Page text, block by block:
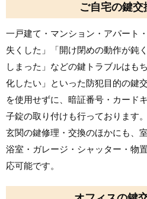
ご自宅の鍵交
一戸建て・マンション・アパート
失くした」「開け閉めの動作が鈍
しまった」などの鍵トラブルはも
化したい」といった防犯目的の鍵
を使用せずに、暗証番号・カード
子錠の取り付けも行っております。
玄関の鍵修理・交換のほかにも、
浴室・ガレージ・シャッター・物
応可能です。